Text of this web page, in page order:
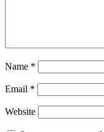
Name *
Email *
Website